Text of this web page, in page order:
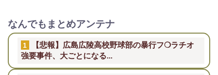
なんでもまとめアンテナ
1
【悲報】広島広陵高校野球部の暴行フ❍ラチオ
強要事件、大ごとになる...